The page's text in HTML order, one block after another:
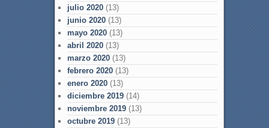
julio 2020(13)
junio 2020(13)
mayo 2020(13)
abril 2020(13)
marzo 2020(13)
febrero 2020(13)
enero 2020(13)
diciembre 2019(14)
noviembre 2019(13)
octubre 2019(13)